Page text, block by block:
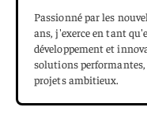
Passionné par les
ans, j'exerce en tant
développement et
solutions performantes,
projets ambitieux.